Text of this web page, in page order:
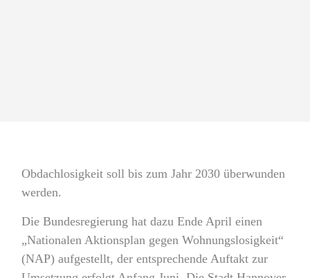
Obdachlosigkeit soll bis zum Jahr 2030 überwunden
werden.
Die Bundesregierung hat dazu Ende April einen
„Nationalen Aktionsplan gegen Wohnungslosigkeit“
(NAP) aufgestellt, der entsprechende Auftakt zur